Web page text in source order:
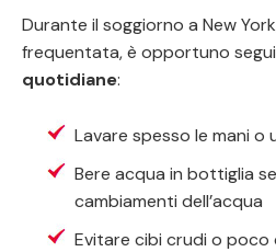
Durante il soggiorno a New
frequentata, è opportuno
quotidiane:
Lavare spesso le mani
Bere acqua in bottiglia
cambiamenti dell’acqua
Evitare cibi crudi o